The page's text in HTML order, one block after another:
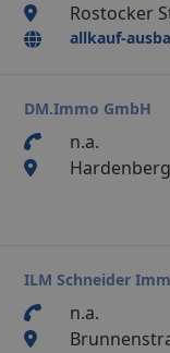
Rostocker
allkauf-
DM.Immo GmbH
n.a.
ILM Schneider
n.a.